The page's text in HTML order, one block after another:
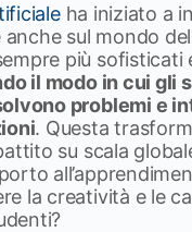
ha iniziato a
sul mondo
più sofisticati
il modo in cui gli
problemi e
. Questa
su scala
la creatività e le